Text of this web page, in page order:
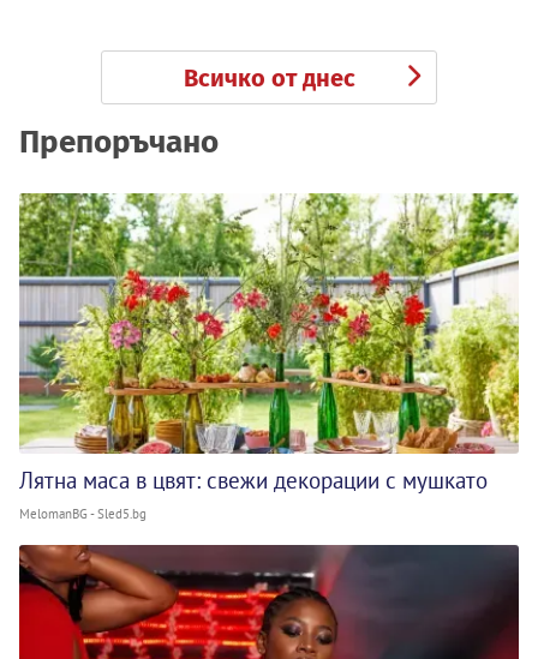
Всичко от днес
Препоръчано
Лятна маса в цвят: свежи декорации с мушкато
MelomanBG - Sled5.bg